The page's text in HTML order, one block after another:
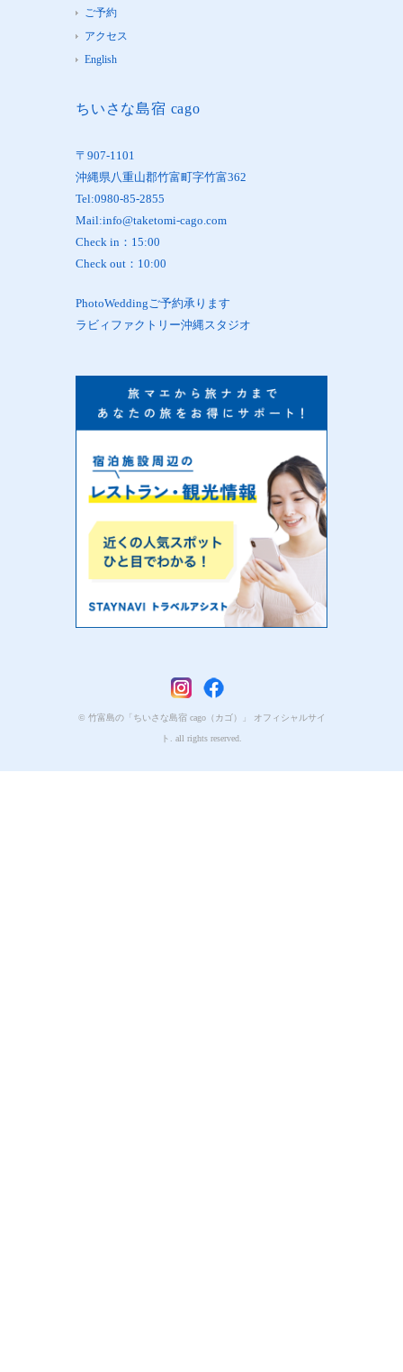
ご予約
アクセス
English
ちいさな島宿 cago
〒907-1101
沖縄県八重山郡竹富町字竹富362
Tel:0980-85-2855
Mail:info@taketomi-cago.com
Check in：15:00
Check out：10:00
PhotoWeddingご予約承ります
ラビィファクトリー沖縄スタジオ
© 竹富島の「ちいさな島宿 cago（カゴ）」 オフィシャルサイ
ト. all rights reserved.